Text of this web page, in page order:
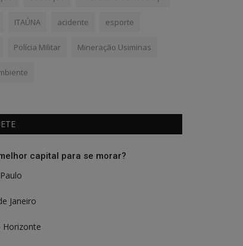
ITAÚNA acidente esporte
Polícia Militar Mineração Usiminas
capital para se morar?
Janeiro
Horizonte